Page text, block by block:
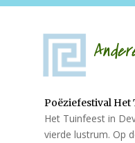
Andere
Poëziefestival Het
Het Tuinfeest in
vierde lustrum. Op